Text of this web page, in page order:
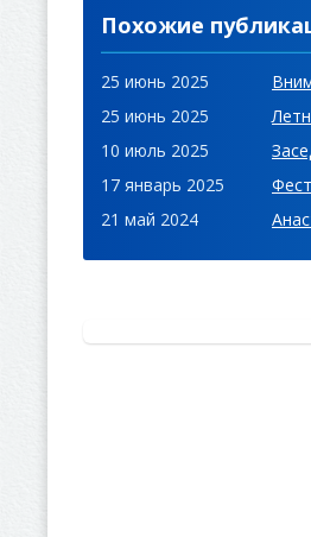
Похожие
25 июнь 2025
25 июнь 2025
10 июль 2025
17 январь 2025
21 май 2024